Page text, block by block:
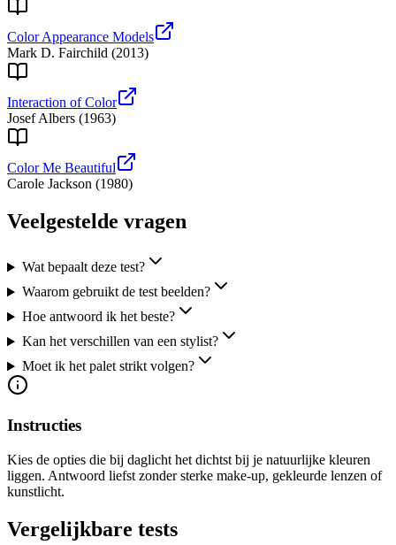
Color Appearance Models
Mark D. Fairchild (2013)
Interaction of Color
Josef Albers (1963)
Color Me Beautiful
Carole Jackson (1980)
Veelgestelde vragen
Wat bepaalt deze test?
Waarom gebruikt de test beelden?
Hoe antwoord ik het beste?
Kan het verschillen van een stylist?
Moet ik het palet strikt volgen?
Instructies
Kies de opties die bij daglicht het dichtst bij je natuurlijke kleuren
liggen. Antwoord liefst zonder sterke make-up, gekleurde lenzen of
kunstlicht.
Vergelijkbare tests